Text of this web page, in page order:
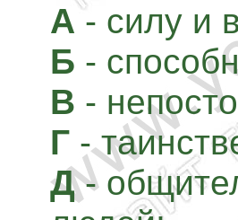
А- силу и
Б -
В -
Г-
Д-